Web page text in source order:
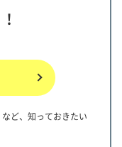
ど、知っておきたい